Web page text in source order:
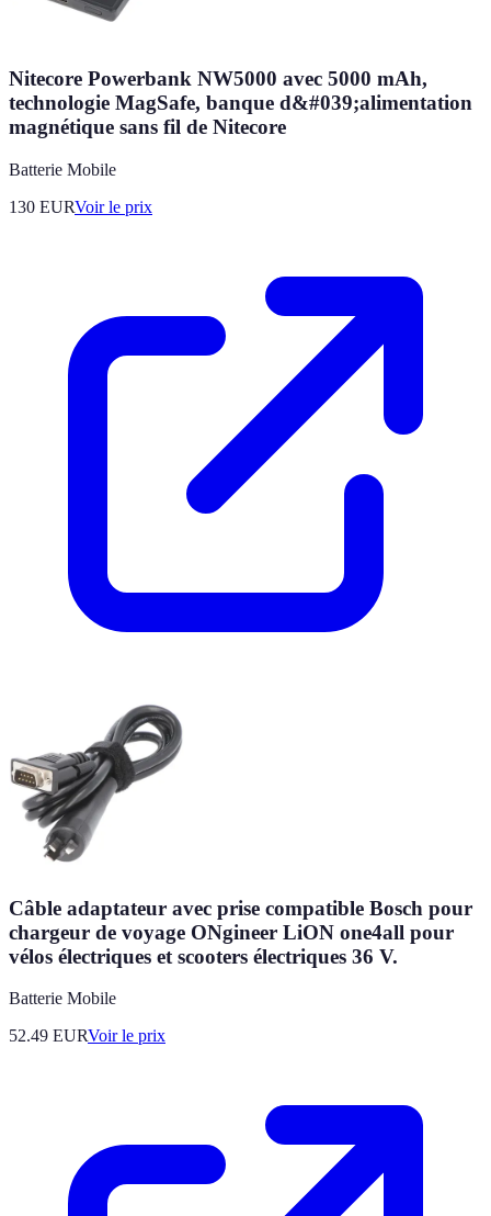
Nitecore Powerbank NW5000 avec 5000 mAh,
technologie MagSafe, banque d&#039;alimentation
magnétique sans fil de Nitecore
Batterie Mobile
130 EURVoir le prix
Câble adaptateur avec prise compatible Bosch pour
chargeur de voyage ONgineer LiON one4all pour
vélos électriques et scooters électriques 36 V.
Batterie Mobile
52.49 EURVoir le prix